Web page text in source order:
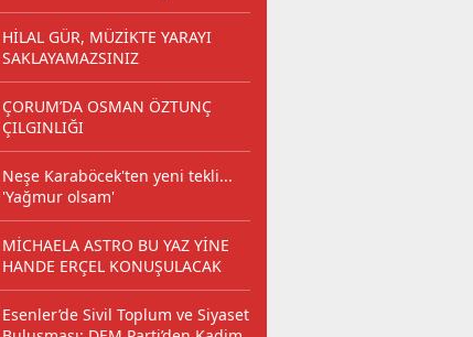
HİLAL GÜR, MÜZİKTE YARAYI
SAKLAYAMAZSINIZ
ÇORUM’DA OSMAN ÖZTUNÇ
ÇILGINLIĞI
Neşe Karaböcek'ten yeni tekli...
'Yağmur olsam'
MİCHAELA ASTRO BU YAZ YİNE
HANDE ERÇEL KONUŞULACAK
Esenler’de Sivil Toplum ve Siyaset